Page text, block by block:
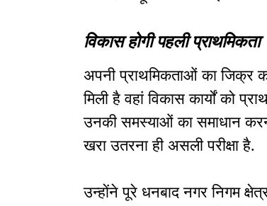
विकास होगी पहली प्राथमिकता
अपनी प्राथमिकताओं का जिक्र
मिली है वहां विकास कार्यों को
उनकी समस्याओं का समाधान
खरा उतरना ही असली परीक्षा है.
उन्होंने पूरे धनबाद नगर निगम